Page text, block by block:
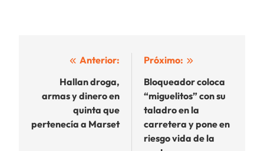
Navegación
entradas
Anterior:
Hallan droga,
armas y dinero en
quinta que
pertenecía a Marset
Próximo:
Bloqueador coloca
“miguelitos” con su
taladro en la
carretera y pone en
riesgo vida de la